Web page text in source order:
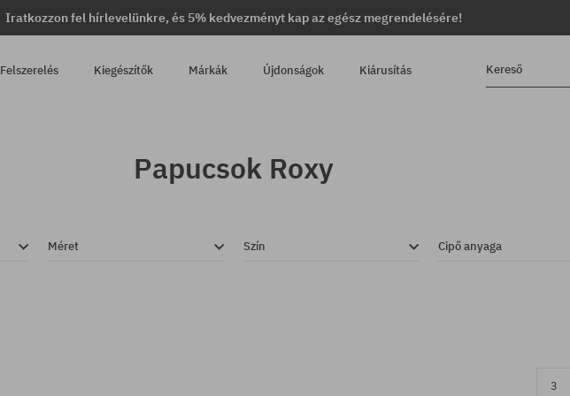
Iratkozzon fel hírlevelünkre, és 5% kedvezményt kap az egész megrendelésére!
Felszerelés Kiegészítők Márkák Újdonságok Kiárusítás Kereső
Papucsok Roxy
Méret Szín Cipő anyaga
3